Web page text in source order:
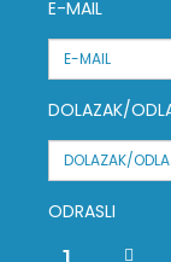
E-MAIL
DOLAZAK/
ODRASLI